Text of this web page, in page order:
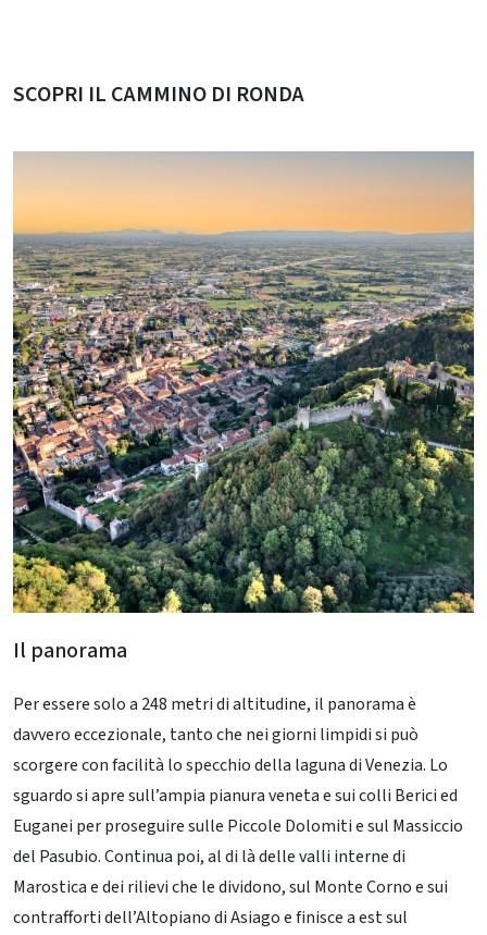
SCOPRI IL CAMMINO DI RONDA
Il panorama
Per essere solo a 248 metri di altitudine, il panorama è
davvero eccezionale, tanto che nei giorni limpidi si può
scorgere con facilità lo specchio della laguna di Venezia. Lo
sguardo si apre sull’ampia pianura veneta e sui colli Berici ed
Euganei per proseguire sulle Piccole Dolomiti e sul Massiccio
del Pasubio. Continua poi, al di là delle valli interne di
Marostica e dei rilievi che le dividono, sul Monte Corno e sui
contrafforti dell’Altopiano di Asiago e finisce a est sul